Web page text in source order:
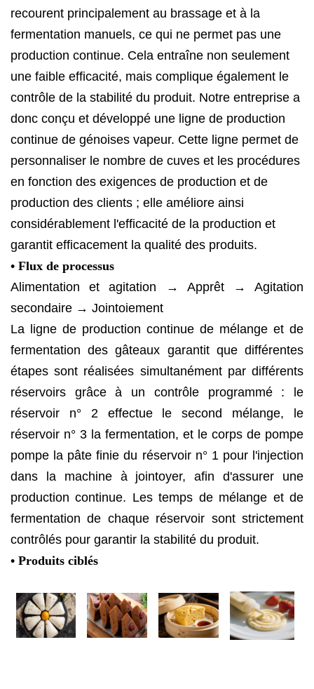
recourent principalement au brassage et à la
fermentation manuels, ce qui ne permet pas une
production continue. Cela entraîne non seulement
une faible efficacité, mais complique également le
contrôle de la stabilité du produit. Notre entreprise a
donc conçu et développé une ligne de production
continue de génoises vapeur. Cette ligne permet de
personnaliser le nombre de cuves et les procédures
en fonction des exigences de production et de
production des clients ; elle améliore ainsi
considérablement l'efficacité de la production et
garantit efficacement la qualité des produits.
• Flux de processus
Alimentation et agitation → Apprêt → Agitation
secondaire → Jointoiement
La ligne de production continue de mélange et de
fermentation des gâteaux garantit que différentes
étapes sont réalisées simultanément par différents
réservoirs grâce à un contrôle programmé : le
réservoir n° 2 effectue le second mélange, le
réservoir n° 3 la fermentation, et le corps de pompe
pompe la pâte finie du réservoir n° 1 pour l'injection
dans la machine à jointoyer, afin d'assurer une
production continue. Les temps de mélange et de
fermentation de chaque réservoir sont strictement
contrôlés pour garantir la stabilité du produit.
• Produits ciblés